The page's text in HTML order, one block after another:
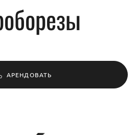
АРЕНДОВАТЬ